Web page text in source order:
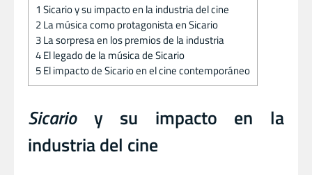
1 Sicario y su impacto en la industria del cine
2La música como protagonista en Sicario
3La sorpresa en los premios de la industria
4El legado de la música de Sicario
5El impacto de Sicario en el cine contemporáneo
Sicarioy su impacto en la
industria del cine